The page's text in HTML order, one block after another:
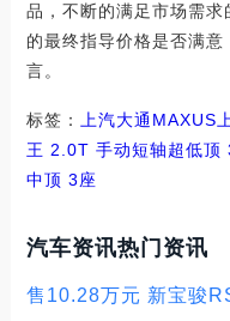
品，不断的满足市场需
的最终指导价格是否满
言。
标签： 上汽大通MAXUS
王 2.0T 手动短轴超低顶
中顶 3座
汽车资讯热门资讯
售10.28万元 新宝骏